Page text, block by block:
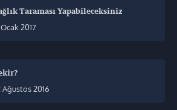
Taraması Yapabileceksiniz
Ocak 2017
Ağustos 2016